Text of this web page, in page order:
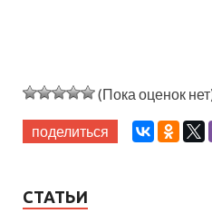
(Пока оценок
поделиться
СТАТЬИ